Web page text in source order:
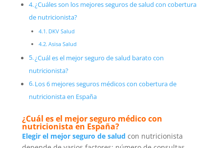
¿Cuáles son los mejores seguros de salud con cobertura
de nutricionista?
DKV Salud
Asisa Salud
¿Cuál es el mejor seguro de salud barato con
nutricionista?
Los 6 mejores seguros médicos con cobertura de
nutricionista en España
¿Cuál es el mejor seguro médico con
nutricionista en España?
Elegir el mejor seguro de salud con nutricionista